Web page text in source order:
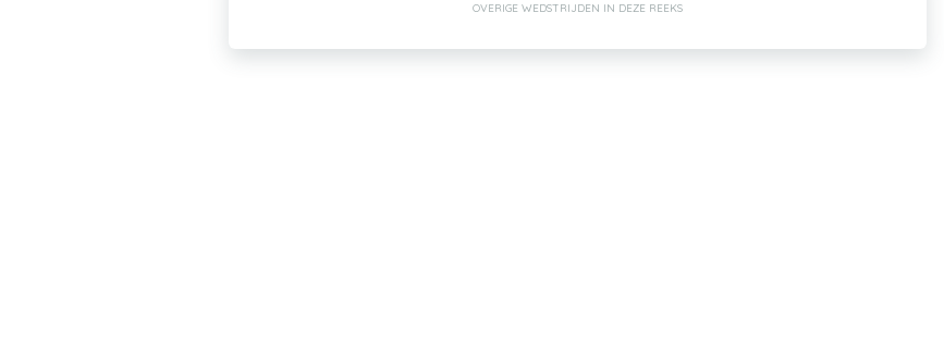
OVERIGE WEDSTRIJDEN IN DEZE REEKS